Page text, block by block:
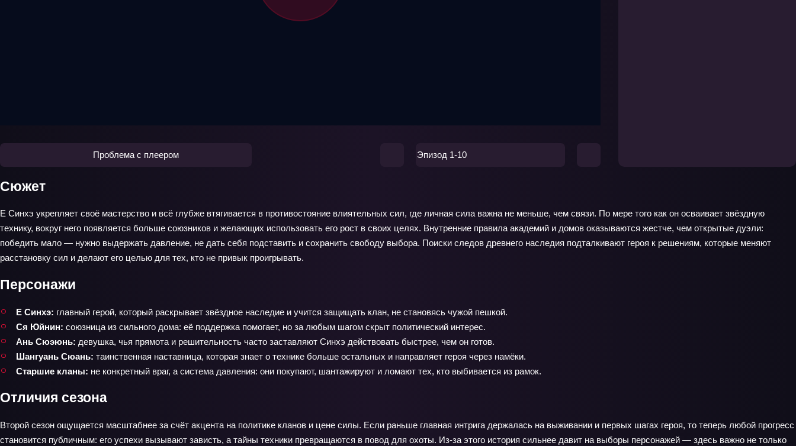
Проблема с плеером Эпизод 1-10
Сюжет
Е Синхэ укрепляет своё мастерство и всё глубже втягивается в противостояние влиятельных сил, где личная сила важна не меньше, чем связи. По мере того как он осваивает звёздную
технику, вокруг него появляется больше союзников и желающих использовать его рост в своих целях. Внутренние правила академий и домов оказываются жестче, чем открытые дуэли:
победить мало — нужно выдержать давление, не дать себя подставить и сохранить свободу выбора. Поиски следов древнего наследия подталкивают героя к решениям, которые меняют
расстановку сил и делают его целью для тех, кто не привык проигрывать.
Персонажи
Е Синхэ: главный герой, который раскрывает звёздное наследие и учится защищать клан, не становясь чужой пешкой.
Ся Юйнин: союзница из сильного дома: её поддержка помогает, но за любым шагом скрыт политический интерес.
Ань Сюэюнь: девушка, чья прямота и решительность часто заставляют Синхэ действовать быстрее, чем он готов.
Шангуань Сюань: таинственная наставница, которая знает о технике больше остальных и направляет героя через намёки.
Старшие кланы: не конкретный враг, а система давления: они покупают, шантажируют и ломают тех, кто выбивается из рамок.
Отличия сезона
Второй сезон ощущается масштабнее за счёт акцента на политике кланов и цене силы. Если раньше главная интрига держалась на выживании и первых шагах героя, то теперь любой прогресс
становится публичным: его успехи вызывают зависть, а тайны техники превращаются в повод для охоты. Из‑за этого история сильнее давит на выборы персонажей — здесь важно не только